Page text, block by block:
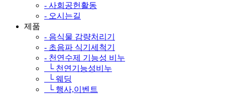
- 사회공헌활동
- 오시는길
제품
- 음식물 감량처리기
- 초음파 식기세척기
- 천연수제 기능성 비누
└ 천연기능성비누
└ 웨딩
└ 행사,이벤트